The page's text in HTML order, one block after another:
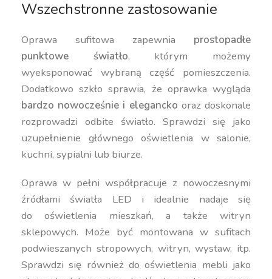
Wszechstronne zastosowanie
Oprawa sufitowa zapewnia prostopadłe
punktowe światło, którym możemy
wyeksponować wybraną część pomieszczenia.
Dodatkowo szkło sprawia, że oprawka wygląda
bardzo nowocześnie i elegancko oraz doskonale
rozprowadzi odbite światło. Sprawdzi się jako
uzupełnienie głównego oświetlenia w salonie,
kuchni, sypialni lub biurze.
Oprawa w pełni współpracuje z nowoczesnymi
źródłami światła LED i idealnie nadaje się
do oświetlenia mieszkań, a także witryn
sklepowych. Może być montowana w sufitach
podwieszanych stropowych, witryn, wystaw, itp.
Sprawdzi się również do oświetlenia mebli jako